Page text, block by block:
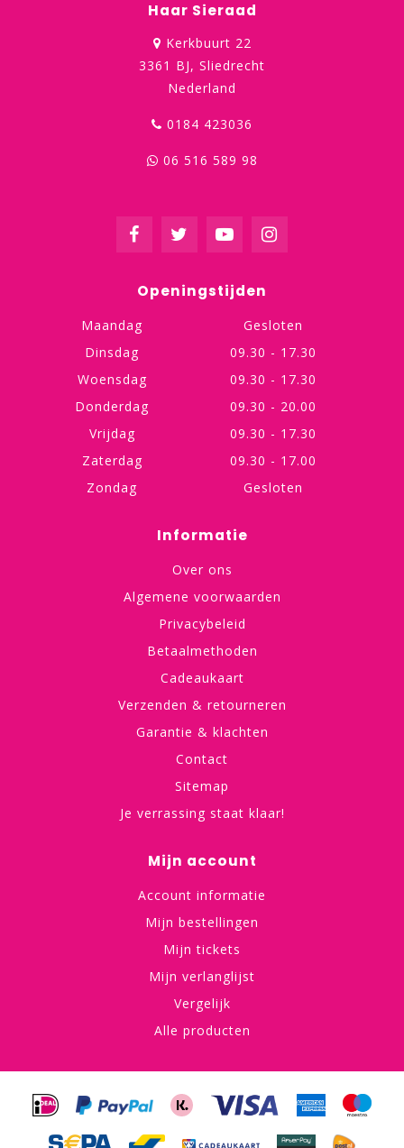
Haar Sieraad
Kerkbuurt 22
3361 BJ, Sliedrecht
Nederland
0184 423036
06 516 589 98
Openingstijden
Maandag
Gesloten
Dinsdag
09.30 - 17.30
Woensdag
09.30 - 17.30
Donderdag
09.30 - 20.00
Vrijdag
09.30 - 17.30
Zaterdag
09.30 - 17.00
Zondag
Gesloten
Informatie
Over ons
Algemene voorwaarden
Privacybeleid
Betaalmethoden
Cadeaukaart
Verzenden & retourneren
Garantie & klachten
Contact
Sitemap
Je verrassing staat klaar!
Mijn account
Account informatie
Mijn bestellingen
Mijn tickets
Mijn verlanglijst
Vergelijk
Alle producten